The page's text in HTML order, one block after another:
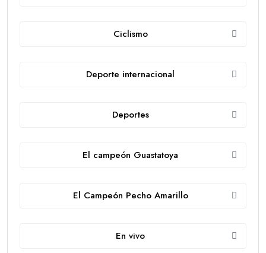
Ciclismo
Deporte internacional
Deportes
El campeón Guastatoya
El Campeón Pecho Amarillo
En vivo